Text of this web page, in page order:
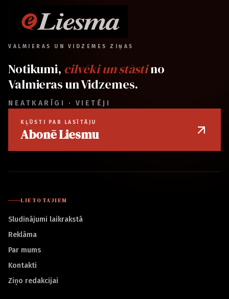
VALMIERAS UN VIDZEMES ZIŅAS
Notikumi, cilvēki un stāstino
Valmieras un Vidzemes.
NEATKARĪGI · VIETĒJI
KĻŪSTI PAR LASĪTĀJU
Abonē Liesmu
LIETOTĀJIEM
Sludinājumi laikrakstā
Reklāma
Par mums
Kontakti
Ziņo redakcijai